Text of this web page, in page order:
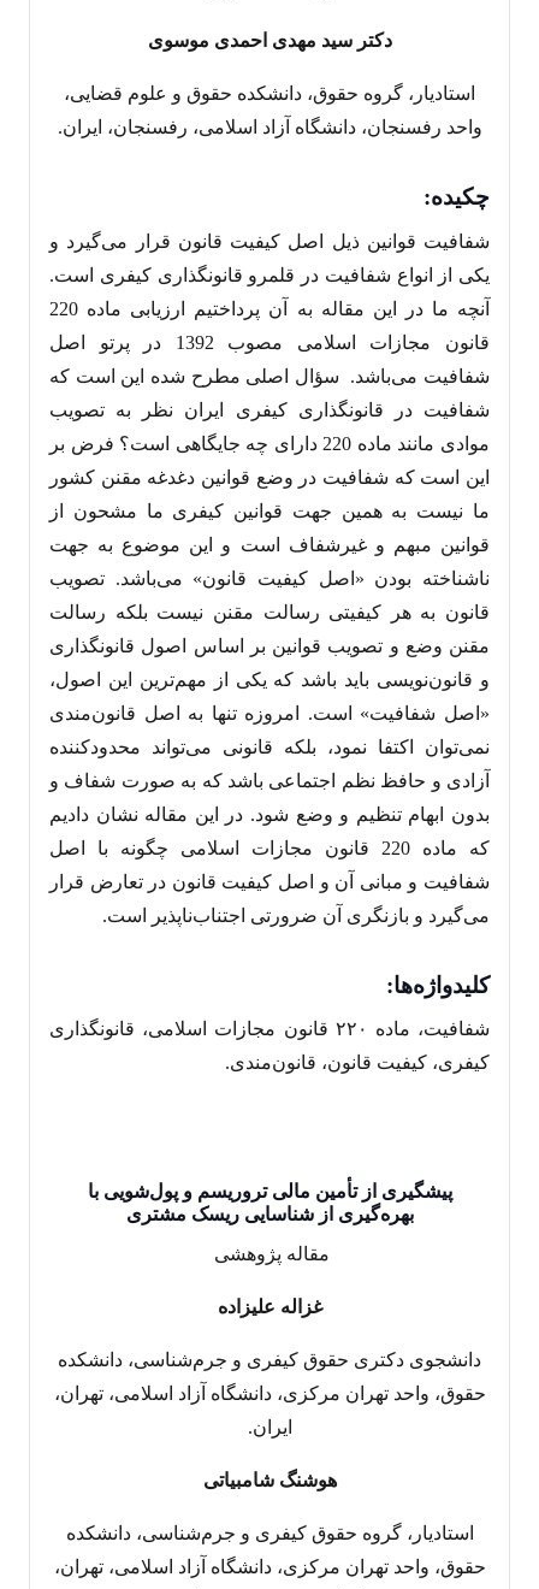
دکتر سید مهدی احمدی موسوی
استادیار، گروه حقوق، دانشکده حقوق و علوم قضایی،
واحد رفسنجان، دانشگاه آزاد اسلامی، رفسنجان، ایران.
چکیده:
شفافیت قوانین ذیل اصل کیفیت قانون قرار می‌گیرد و
یکی از انواع شفافیت در قلمرو قانونگذاری کیفری است.
آنچه ما در این مقاله به آن پرداختیم ارزیابی ماده 220
قانون مجازات اسلامی مصوب 1392 در پرتو اصل
شفافیت می‌باشد. سؤال اصلی مطرح شده این است که
شفافیت در قانونگذاری کیفری ایران نظر به تصویب
موادی مانند ماده 220 دارای چه جایگاهی است؟ فرض بر
این است که شفافیت در وضع قوانین دغدغه مقنن کشور
ما نیست به همین جهت قوانین کیفری ما مشحون از
قوانین مبهم و غیرشفاف است و این موضوع به جهت
ناشناخته بودن «اصل کیفیت قانون» می‌باشد. تصویب
قانون به هر کیفیتی رسالت مقنن نیست بلکه رسالت
مقنن وضع و تصویب قوانین بر اساس اصول قانونگذاری
و قانون‌نویسی باید باشد که یکی از مهم‌ترین این اصول،
«اصل شفافیت» است. امروزه تنها به اصل قانون‌مندی
نمی‌توان اکتفا نمود، بلکه قانونی می‌تواند محدودکننده
آزادی و حافظ نظم اجتماعی باشد که به صورت شفاف و
بدون ابهام تنظیم و وضع شود. در این مقاله نشان دادیم
که ماده 220 قانون مجازات اسلامی چگونه با اصل
شفافیت و مبانی آن و اصل کیفیت قانون در تعارض قرار
می‌گیرد و بازنگری آن ضرورتی اجتناب‌ناپذیر است.
کلیدواژه‌ها:
شفافیت، ماده ٢٢٠ قانون مجازات اسلامی، قانونگذاری
کیفری، کیفیت قانون، قانون‌مندی.
پیشگیری از تأمین مالی تروریسم و پول‌شویی با
بهره‌گیری از شناسایی ریسک مشتری
مقاله پژوهشی ‎‎
غزاله علیزاده
دانشجوی دکتری حقوق کیفری و جرم‌شناسی، دانشکده
حقوق، واحد تهران مرکزی، دانشگاه آزاد اسلامی، تهران،
ایران.
هوشنگ شامبیاتی
استادیار، گروه حقوق کیفری و جرم‌شناسی، دانشکده
حقوق، واحد تهران مرکزی، دانشگاه آزاد اسلامی، تهران،